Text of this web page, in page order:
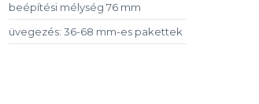
beépítési mélység 76 mm
üvegezés: 36-68 mm-es pakettek